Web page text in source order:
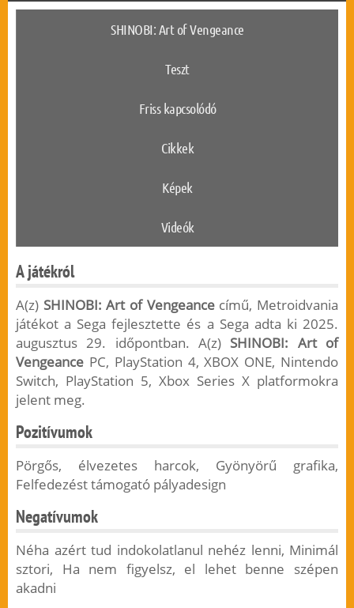
SHINOBI: Art of Vengeance
Teszt
Friss kapcsolódó
Cikkek
Képek
Videók
A játékról
A(z) SHINOBI: Art of Vengeancecímű, Metroidvania
játékot a Sega fejlesztette és a Sega adta ki 2025.
augusztus 29. időpontban. A(z) SHINOBI: Art of
Vengeance PC, PlayStation 4, XBOX ONE, Nintendo
Switch, PlayStation 5, Xbox Series X platformokra
jelent meg.
Pozitívumok
Pörgős, élvezetes harcok, Gyönyörű grafika,
Felfedezést támogató pályadesign
Negatívumok
Néha azért tud indokolatlanul nehéz lenni, Minimál
sztori, Ha nem figyelsz, el lehet benne szépen
akadni